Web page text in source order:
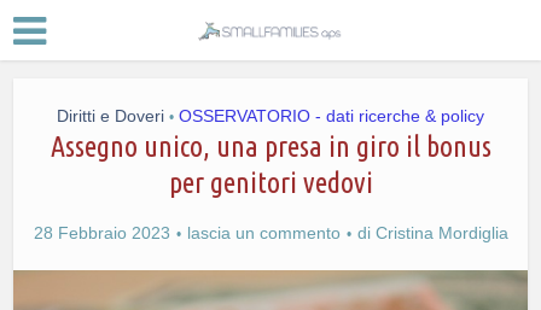
Diritti e Doveri • OSSERVATORIO - dati ricerche & policy
Assegno unico, una presa in giro il bonus
per genitori vedovi
28 Febbraio 2023 lascia un commento di Cristina Mordiglia